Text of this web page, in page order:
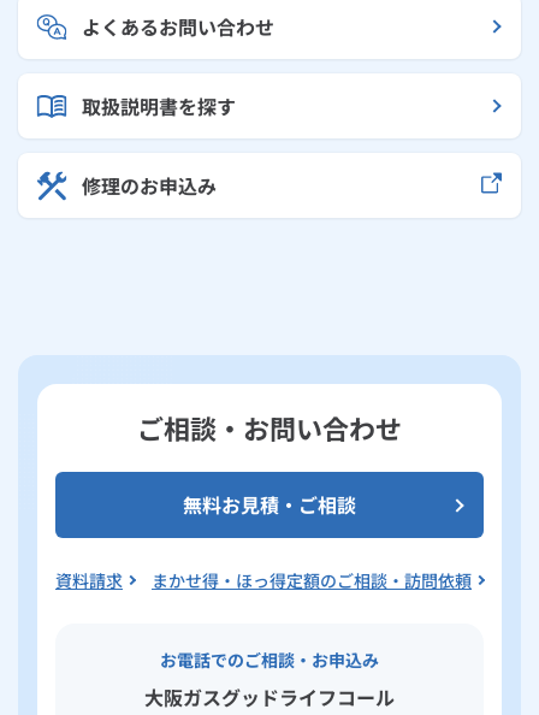
よくあるお問い合わせ
取扱説明書を探す
修理のお申込み
ご相談・お問い合わせ
無料お見積・ご相談
資料請求 まかせ得・ほっ得定額のご相談・訪問依頼
お電話でのご相談・お申込み
大阪ガスグッドライフコール